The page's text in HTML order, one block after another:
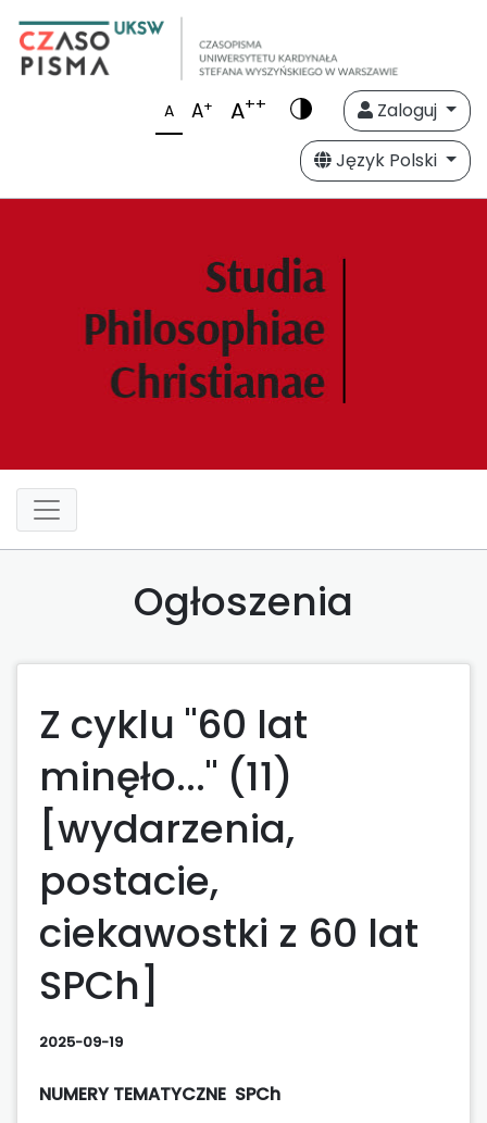
A A+ A++
Zaloguj
Język Polski
Ogłoszenia
Z cyklu "60 lat
minęło..." (11)
[wydarzenia,
postacie,
ciekawostki z 60 lat
SPCh]
2025-09-19
NUMERY TEMATYCZNE SPCh